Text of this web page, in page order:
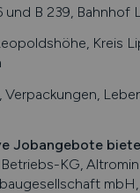
und B 239, Bahnhof
Kreis
Verpackungen,
Jobangebote
KG,